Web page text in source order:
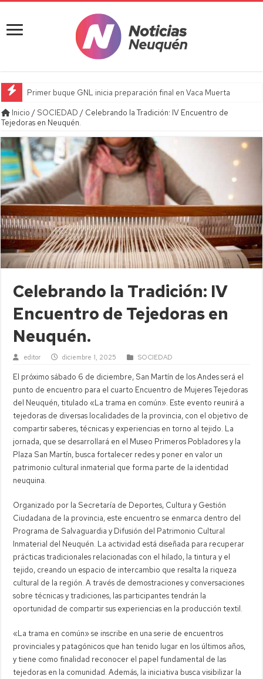
Primer buque GNL inicia preparación final en Vaca Muerta
Inicio / SOCIEDAD / Celebrando la Tradición: IV Encuentro de
Tejedoras en Neuquén.
Celebrando la Tradición: IV
Encuentro de Tejedoras en
Neuquén.
editor diciembre 1, 2025 SOCIEDAD
El próximo sábado 6 de diciembre, San Martín de los Andes será el
punto de encuentro para el cuarto Encuentro de Mujeres Tejedoras
del Neuquén, titulado «La trama en común». Este evento reunirá a
tejedoras de diversas localidades de la provincia, con el objetivo de
compartir saberes, técnicas y experiencias en torno al tejido. La
jornada, que se desarrollará en el Museo Primeros Pobladores y la
Plaza San Martín, busca fortalecer redes y poner en valor un
patrimonio cultural inmaterial que forma parte de la identidad
neuquina.
Organizado por la Secretaría de Deportes, Cultura y Gestión
Ciudadana de la provincia, este encuentro se enmarca dentro del
Programa de Salvaguardia y Difusión del Patrimonio Cultural
Inmaterial del Neuquén. La actividad está diseñada para recuperar
prácticas tradicionales relacionadas con el hilado, la tintura y el
tejido, creando un espacio de intercambio que resalta la riqueza
cultural de la región. A través de demostraciones y conversaciones
sobre técnicas y tradiciones, las participantes tendrán la
oportunidad de compartir sus experiencias en la producción textil.
«La trama en común» se inscribe en una serie de encuentros
provinciales y patagónicos que han tenido lugar en los últimos años,
y tiene como finalidad reconocer el papel fundamental de las
tejedoras en la comunidad. Además, la iniciativa busca visibilizar la